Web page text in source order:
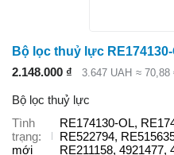
2.148.000 ₫ 3.647 UAH ≈ 70,88
Bộ lọc thuỷ lực
Tình
trạng
mới
RE174130-OL,
RE522794,
RE211158, 4921477,